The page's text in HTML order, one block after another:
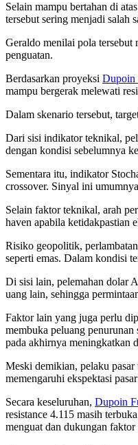
Selain mampu bertahan di
tersebut sering menjadi salah
Geraldo menilai pola tersebut
penguatan.
Berdasarkan proyeksi Dupoin
mampu bergerak melewati
Dalam skenario tersebut,
Dari sisi indikator teknikal,
dengan kondisi sebelumnya
Sementara itu, indikator
crossover. Sinyal ini
Selain faktor teknikal, arah
haven apabila ketidakpastian
Risiko geopolitik,
seperti emas. Dalam kondisi
Di sisi lain, pelemahan dolar
uang lain, sehingga
Faktor lain yang juga perlu
membuka peluang
pada akhirnya meningkatkan
Meski demikian, pelaku pasar
memengaruhi ekspektasi
Secara keseluruhan, Dupoin
resistance 4.115 masih
menguat dan dukungan